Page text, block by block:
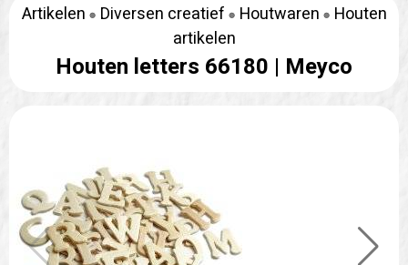
Artikelen Diversen creatief Houtwaren
Houten
artikelen
Houten letters 66180 | Meyco